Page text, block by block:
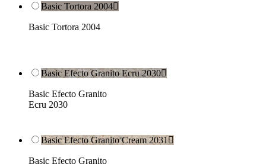
Basic Tortora 2004
Basic Tortora 2004
Basic Efecto Granito Ecru 2030
Basic Efecto Granito
Ecru 2030
Basic Efecto Granito Cream 2031
Basic Efecto Granito